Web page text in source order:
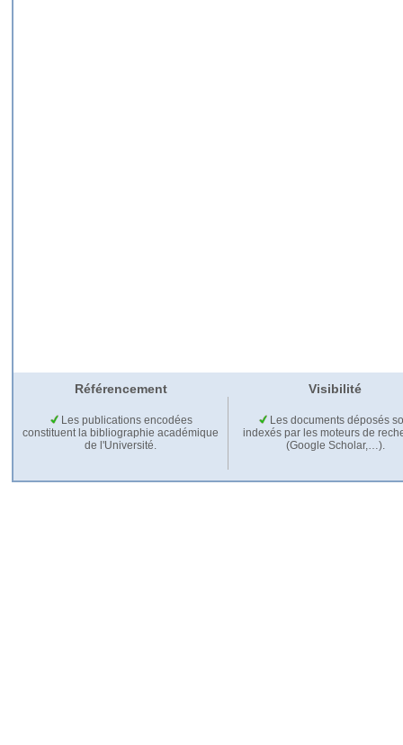
Référencement Visibilité
Les publications encodées
constituent la bibliographie académique
de l'Université.
Les documents déposés
indexés par les moteurs de
(Google Scholar,…).